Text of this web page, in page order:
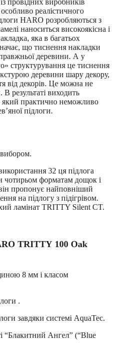
провідних виробників
реалістичного
HARO розробляються з
наноситься високоякісна і
яка в багатьох
що тиснення накладки
деревини. А у
структурування це тиснення
деревини шару декору,
від декорів. Це можна не
В результаті виходить
який практично неможливо
підлоги.
32 ця підлога
чотирьом форматам дощок і
він пропонує найповніший
на підлогу з підігрівом.
ламінат TRITTY Silent CT.
TRITTY 100 Oak
8 мм і класом
.
завдяки системі AquaTec.
“Блакитний Ангел” (“Blue